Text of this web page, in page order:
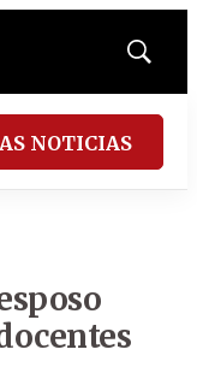
Mostrar
NOTICIAS